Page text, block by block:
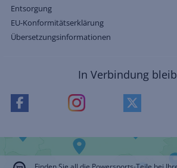
Entsorgung
EU-Konformitätserklärung
Übersetzungsinformationen
In Verbindung